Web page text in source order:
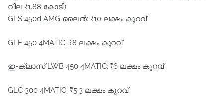
വില ₹1.88 കോടി)
GLS 450d AMG ലൈൻ: ₹10 ലക്ഷം കുറവ്
GLE 450 4MATIC: ₹8 ലക്ഷം കുറവ്
ഇ-ക്ലാസ് LWB 450 4MATIC: ₹6 ലക്ഷം കുറവ്
GLC 300 4MATIC: ₹5.3 ലക്ഷം കുറവ്